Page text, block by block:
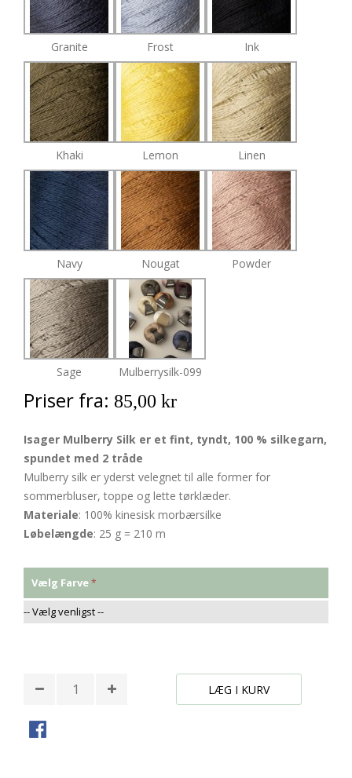
Granite Frost Ink
Khaki Lemon Linen
Navy Nougat Powder
Sage Mulberrysilk-099
Priser fra: 85,00 kr
Isager Mulberry Silk er et fint, tyndt, 100 % silkegarn,
spundet med 2 tråde
Mulberry silk er yderst velegnet til alle former for
sommerbluser, toppe og lette tørklæder.
Materiale: 100% kinesisk morbærsilke
Løbelængde: 25 g = 210 m
Vælg Farve
LÆG I KURV